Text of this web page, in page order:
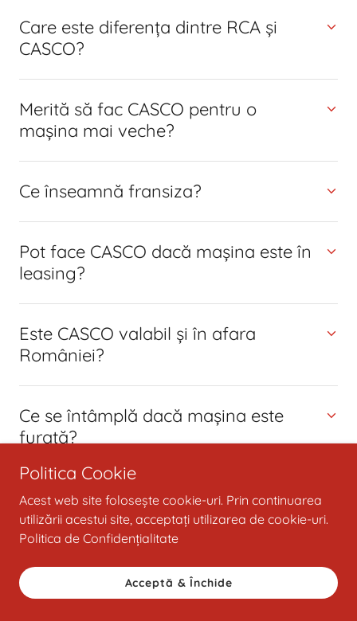
Care este diferența dintre RCA și
CASCO?
Merită să fac CASCO pentru o
mașina mai veche?
Ce înseamnă fransiza?
Pot face CASCO dacă mașina este în
leasing?
Este CASCO valabil și în afara
României?
Ce se întâmplă dacă mașina este
furată?
CASCO acoperă vandalismul?
Politica Cookie
Acest web site folosește cookie-uri. Prin continuarea
utilizării acestui site, acceptați utilizarea de cookie-uri.
Politica de Confidențialitate
Acceptă & Închide